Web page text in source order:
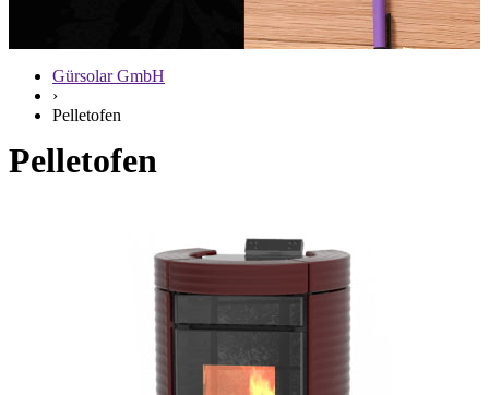
Gürsolar GmbH
›
Pelletofen
Pelletofen